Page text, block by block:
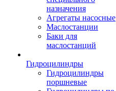
назначения
Агрегаты насосные
Маслостанции
Баки для
маслостанций
Гидроцилиндры
Гидроцилиндры
поршневые